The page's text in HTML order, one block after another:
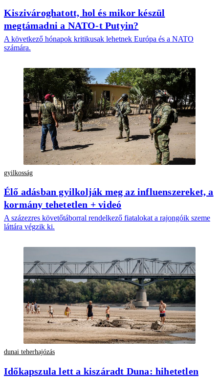
Kiszivároghatott, hol és mikor készül
megtámadni a NATO-t Putyin?
A következő hónapok kritikusak lehetnek Európa és a NATO
számára.
gyilkosság
Élő adásban gyilkolják meg az influenszereket, a
kormány tehetetlen + videó
A százezres követőtáborral rendelkező fiatalokat a rajongóik szeme
láttára végzik ki.
dunai teherhajózás
Időkapszula lett a kiszáradt Duna: hihetetlen